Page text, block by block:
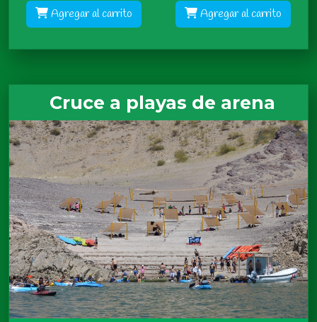
Agregar al carrito Agregar al carrito
Cruce a playas de arena